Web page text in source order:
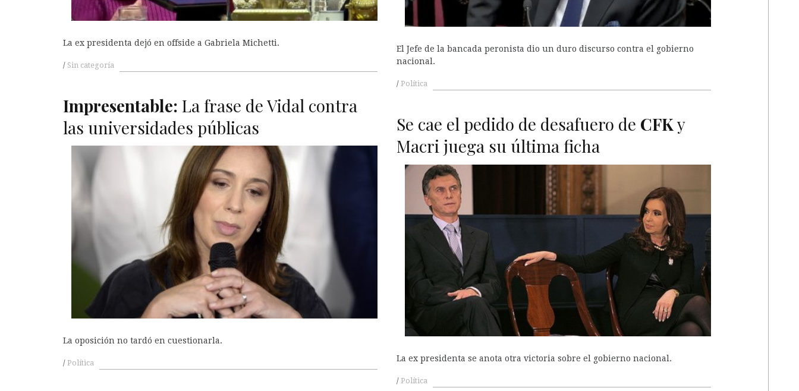
El Jefe de la bancada peronista dio un duro discurso contra el gobierno
nacional.
Política
La ex presidenta dejó en offside a Gabriela Michetti.
Sin categoría
Impresentable: La frase de Vidal contra
las universidades públicas
A
La oposición no tardó en cuestionarla.
Política
Se cae el pedido de desafuero de CFKy
Macri juega su última ficha
A
La ex presidenta se anota otra victoria sobre el gobierno nacional.
Política